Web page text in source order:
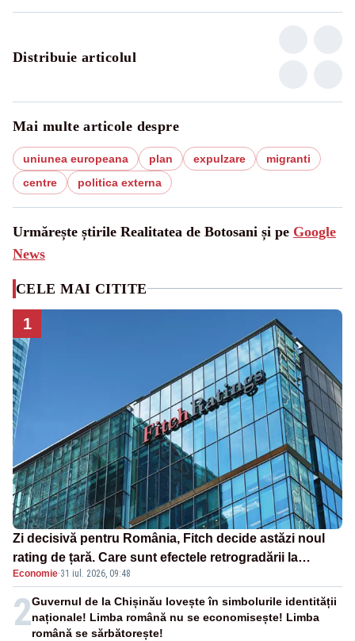
Distribuie articolul
Mai multe articole despre
uniunea europeana plan expulzare
migranti
centre
politica externa
Urmărește știrile Realitatea de Botosani și pe Google
News
CELE MAI CITITE
1
Zi decisivă pentru România, Fitch decide astăzi noul
rating de țară. Care sunt efectele retrogradării la
categoria „junk”
Economie·31 iul. 2026, 09:48
2Guvernul de la Chișinău lovește în simbolurile identității
naționale! Limba română nu se economisește! Limba
română se sărbătorește!